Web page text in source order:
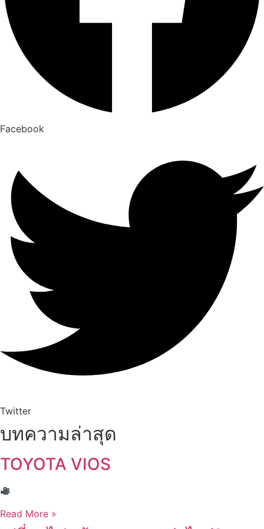
Facebook
Twitter
บทความล่าสุด
TOYOTA VIOS
Read More »